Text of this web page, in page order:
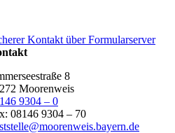
Kontakt über Formularserver
8
Moorenweis
9304 – 0
08146 9304 – 70